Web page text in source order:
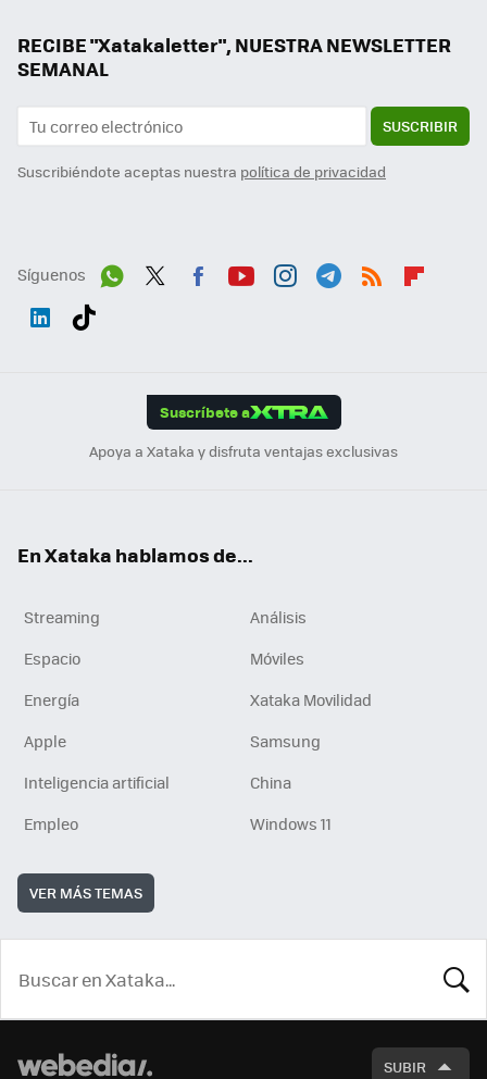
RECIBE "Xatakaletter", NUESTRA NEWSLETTER
SEMANAL
SUSCRIBIR
Suscribiéndote aceptas nuestra política de privacidad
Síguenos
Suscríbete a
Apoya a Xataka y disfruta ventajas exclusivas
En Xataka hablamos de...
Streaming
Análisis
Espacio
Móviles
Energía
Xataka Movilidad
Apple
Samsung
Inteligencia artificial
China
Empleo
Windows 11
VER MÁS TEMAS
SUBIR